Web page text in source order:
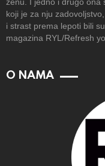
koji je za nju
i strast prema lepoti bili
magazina RYL/Refresh
O NAMA